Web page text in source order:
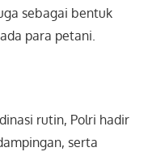
sebagai bentuk
para petani.
rutin, Polri hadir
serta